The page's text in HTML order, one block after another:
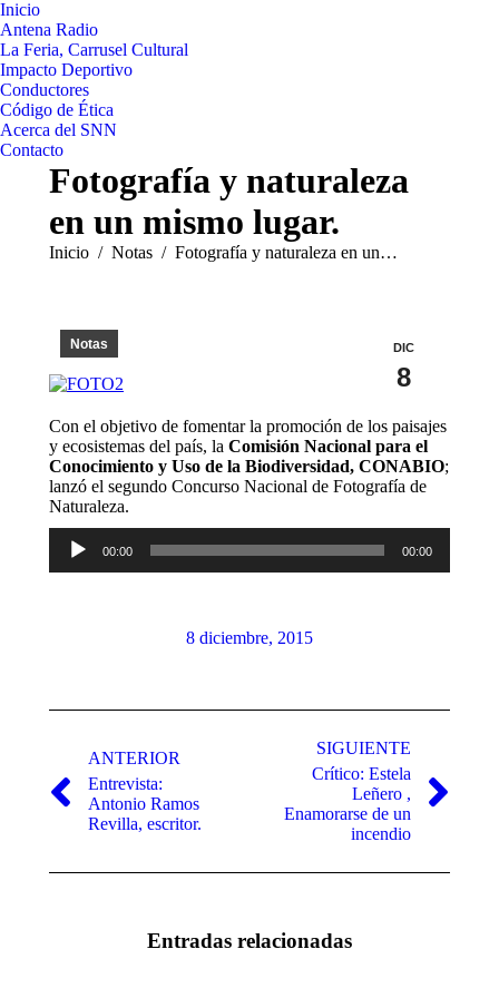
Inicio
Antena Radio
La Feria, Carrusel Cultural
Impacto Deportivo
Conductores
Código de Ética
Acerca del SNN
Contacto
Fotografía y naturaleza
en un mismo lugar.
Estás aquí:
Inicio Notas Fotografía y naturaleza en un…
DIC
8
Notas
Con el objetivo de fomentar la promoción de los paisajes
y ecosistemas del país, la Comisión Nacional para el
Conocimiento y Uso de la Biodiversidad, CONABIO;
lanzó el segundo Concurso Nacional de Fotografía de
Naturaleza.
Reproductor
audio
00:00 00:00
8 diciembre, 2015
entre
publicaciones
ANTERIOR
Publicación
anterior:
Entrevista:
Antonio Ramos
Revilla, escritor.
SIGUIENTE
Publicación
siguiente:
Crítico: Estela
Leñero ,
Enamorarse de un
incendio
Entradas relacionadas